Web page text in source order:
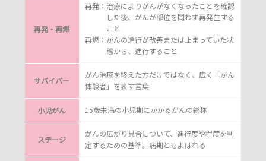
再発・再燃
再発： 治療によりがんがなくなったことを確認
した後、がんが部位を問わず再発生する
こと
再燃： がんの進行が改善または止まっていた状
態から、進行すること
サバイバー
がん治療を終えた方だけではなく、広く「がん
体験者」を表す言葉
小児がん 15歳未満の小児期にかかるがんの総称
ステージ
がんの広がり具合について、進行度や程度を判
定するための基準。病期ともよばれる